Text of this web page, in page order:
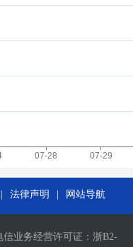
法律声明 网站导航
业务经营许可证： 浙B2-